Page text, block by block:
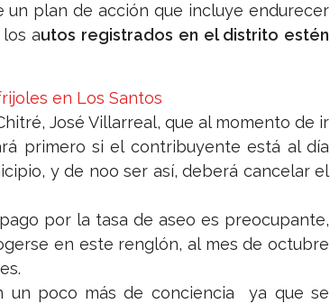
plan de acción que incluye endurecer
autos registrados en el distrito estén
en Los Santos
José Villarreal, que al momento de ir
primero si el contribuyente está al día
y de noo ser así, deberá cancelar el
por la tasa de aseo es preocupante,
en este renglón, al mes de octubre
un poco más de conciencia ya que se